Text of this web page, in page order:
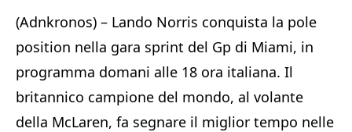
(Adnkronos) – Lando Norris conquista la pole
position nella gara sprint del Gp di Miami, in
programma domani alle 18 ora italiana. Il
britannico campione del mondo, al volante
della McLaren, fa segnare il miglior tempo nelle